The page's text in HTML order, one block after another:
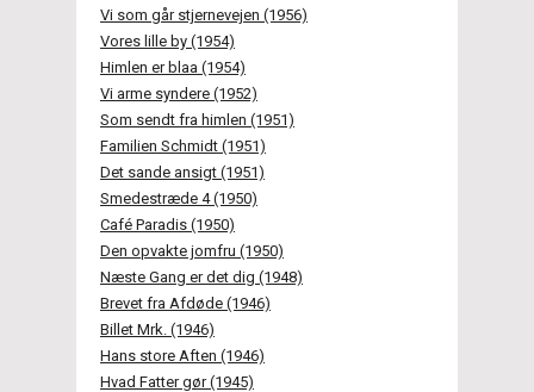
Vi som går stjernevejen (1956)
Vores lille by (1954)
Himlen er blaa (1954)
Vi arme syndere (1952)
Som sendt fra himlen (1951)
Familien Schmidt (1951)
Det sande ansigt (1951)
Smedestræde 4 (1950)
Café Paradis (1950)
Den opvakte jomfru (1950)
Næste Gang er det dig (1948)
Brevet fra Afdøde (1946)
Billet Mrk. (1946)
Hans store Aften (1946)
Hvad Fatter gør (1945)